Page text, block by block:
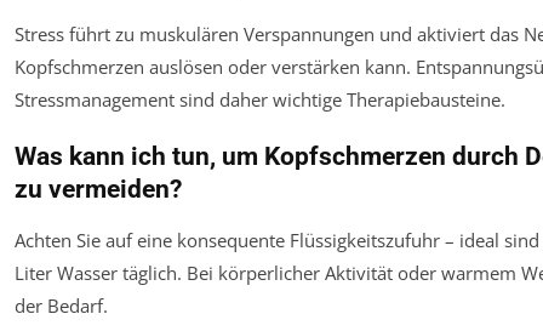
Stress führt zu muskulären Verspannungen und aktiviert das
Kopfschmerzen auslösen oder verstärken kann.
Stressmanagement sind daher wichtige Therapiebausteine.
Was kann ich tun, um Kopfschmerzen durch
zu vermeiden?
Achten Sie auf eine konsequente Flüssigkeitszufuhr – ideal
Liter Wasser täglich. Bei körperlicher Aktivität oder warmem
der Bedarf.